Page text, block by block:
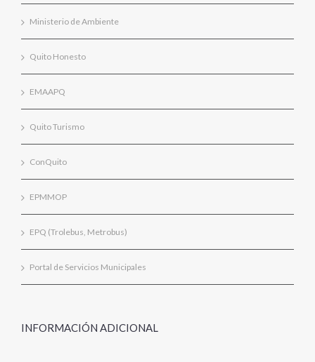
Ministerio de Ambiente
Quito Honesto
EMAAPQ
Quito Turismo
ConQuito
EPMMOP
EPQ (Trolebus, Metrobus)
Portal de Servicios Municipales
INFORMACIÓN ADICIONAL